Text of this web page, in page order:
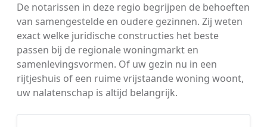
De notarissen in deze regio begrijpen de behoeften
van samengestelde en oudere gezinnen. Zij weten
exact welke juridische constructies het beste
passen bij de regionale woningmarkt en
samenlevingsvormen. Of uw gezin nu in een
rijtjeshuis of een ruime vrijstaande woning woont,
uw nalatenschap is altijd belangrijk.